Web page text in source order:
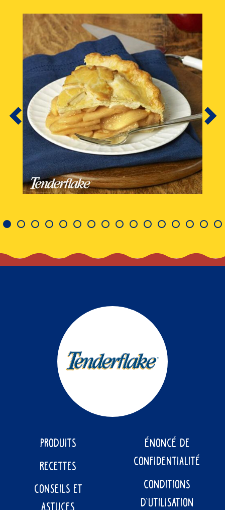
This is a carousel. Use Next and Previous
PRODUITS
RECETTES
CONSEILS ET
ÉNONCÉ DE
CONFIDENTIALITÉ
CONDITIONS
D’UTILISATION